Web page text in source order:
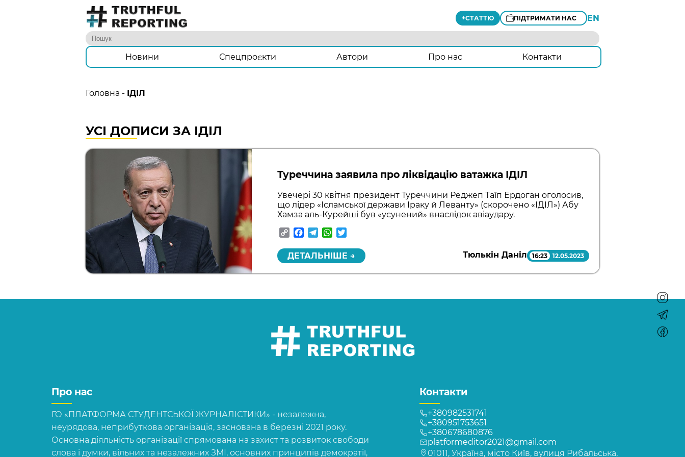
+СТАТТЮ ПІДТРИМАТИ НАС EN
Новини Спецпроєкти Автори Про нас Контакти
Головна - ІДІЛ
УСІ ДОПИСИ ЗА ІДІЛ
Туреччина заявила про ліквідацію ватажка ІДІЛ
Увечері 30 квітня президент Туреччини Реджеп Таїп Ердоган оголосив,
що лідер «Ісламської держави Іраку й Леванту» (скорочено «ІДІЛ») Абу
Хамза аль-Курейші був «усунений» внаслідок авіаудару.
CopyFacebook
TelegramWhatsApp
ДЕТАЛЬНІШЕ → Тюлькін Даніл 16:23 12.05.2023
Про нас
ГО «ПЛАТФОРМА СТУДЕНТСЬКОЇ ЖУРНАЛІСТИКИ» - незалежна,
неурядова, неприбуткова організація, заснована в березні 2021 року.
Основна діяльність організації спрямована на захист та розвиток свободи
слова і думки, вільних та незалежних ЗМІ, основних принципів демократії,
Контакти
+380982531741
+380951753651
+380678680876
platformeditor2021@gmail.com
01011, Україна, місто Київ, вулиця Рибальська,